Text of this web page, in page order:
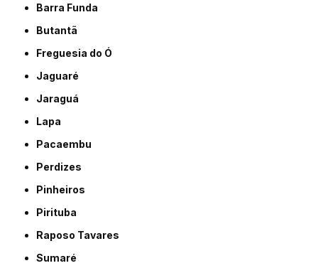
Barra Funda
Butantã
Freguesia do Ó
Jaguaré
Jaraguá
Lapa
Pacaembu
Perdizes
Pinheiros
Pirituba
Raposo Tavares
Sumaré